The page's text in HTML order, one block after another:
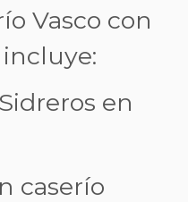
Vasco con
incluye:
en
caserío